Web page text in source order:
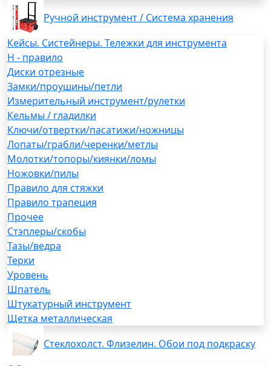
Ручной инструмент / Система хранения
Кейсы. Систейнеры. Тележки для инструмента
H - правило
Диски отрезные
Замки/проушины/петли
Измерительный инструмент/рулетки
Кельмы / гладилки
Ключи/отвертки/пасатижи/ножницы
Лопаты/грабли/черенки/метлы
Молотки/топоры/киянки/ломы
Ножовки/пилы
Правило для стяжки
Правило трапеция
Прочее
Стэплеры/скобы
Тазы/ведра
Терки
Уровень
Шпатель
Штукатурный инструмент
Щетка металлическая
Стеклохолст. Флизелин. Обои под подкраску